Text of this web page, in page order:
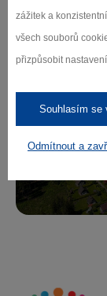
zážitek a
všech souborů
přizpůsobit
Souhlasím se
Odmítnout a
Přihlaste
Záleží nám na